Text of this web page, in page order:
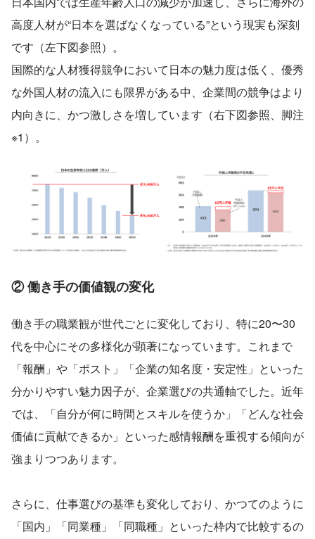
高度人材が“日本を選ばなくなっている”という現実も深刻
です（左下図参照）。
国際的な人材獲得競争において日本の魅力度は低く、優秀
な外国人材の流入にも限界がある中、企業間の競争はより
内向きに、かつ激しさを増しています（右下図参照、脚注
※1）。
② 働き手の価値観の変化
働き手の職業観が世代ごとに変化しており、特に20〜30
代を中心にその多様化が顕著になっています。これまで
「報酬」や「ポスト」「企業の知名度・安定性」といった
分かりやすい魅力因子が、企業選びの共通軸でした。近年
では、「自分が何に時間とスキルを使うか」「どんな社会
価値に貢献できるか」といった感情報酬を重視する傾向が
強まりつつあります。
さらに、仕事選びの基準も変化しており、かつてのように
「国内」「同業種」「同職種」といった枠内で比較するの